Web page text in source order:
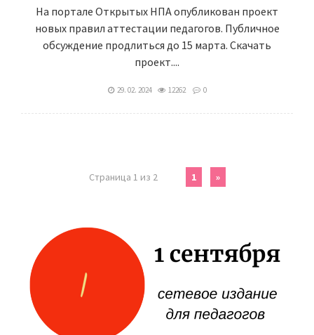
На портале Открытых НПА опубликован проект
новых правил аттестации педагогов. Публичное
обсуждение продлиться до 15 марта. Скачать
проект....
29. 02. 2024 12262 0
Страница 1 из 2 1 »